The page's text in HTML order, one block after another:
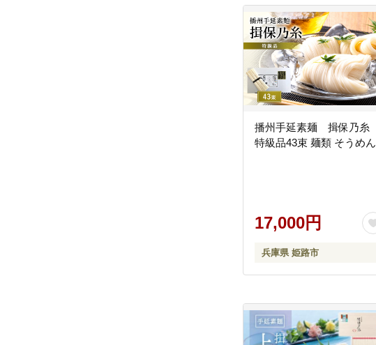
播州手延素麺 揖保乃糸
特級品43束 麺類 そうめん
17,000円
兵庫県 姫路市